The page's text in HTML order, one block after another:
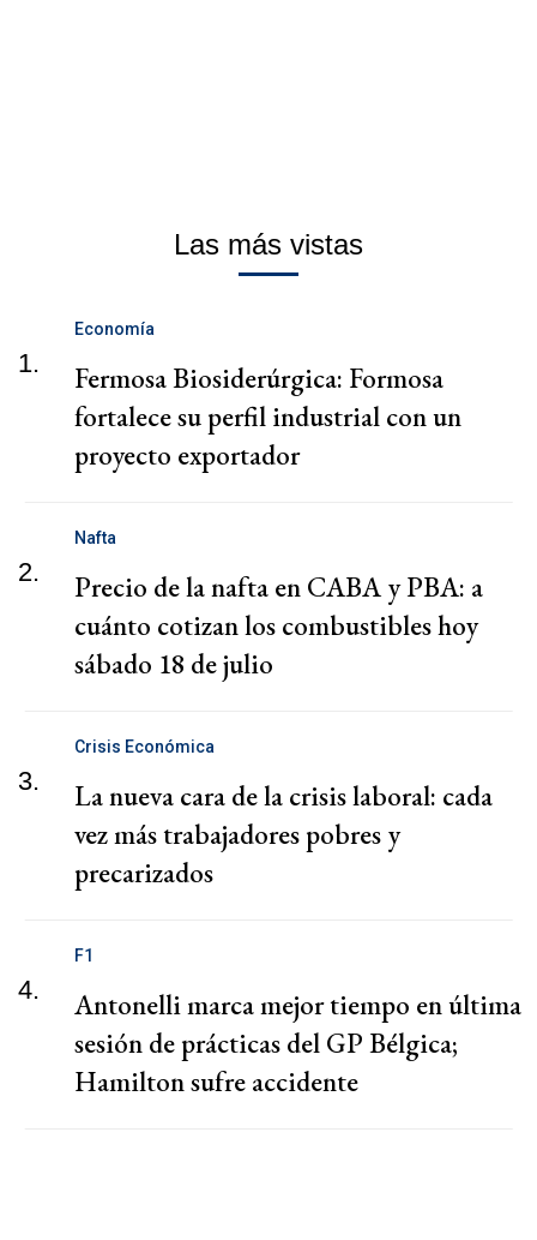
Las más vistas
1.
Economía
Fermosa Biosiderúrgica: Formosa
fortalece su perfil industrial con un
proyecto exportador
2.
Nafta
Precio de la nafta en CABA y PBA: a
cuánto cotizan los combustibles hoy
sábado 18 de julio
3.
Crisis Económica
La nueva cara de la crisis laboral: cada
vez más trabajadores pobres y
precarizados
4.
F1
Antonelli marca mejor tiempo en última
sesión de prácticas del GP Bélgica;
Hamilton sufre accidente